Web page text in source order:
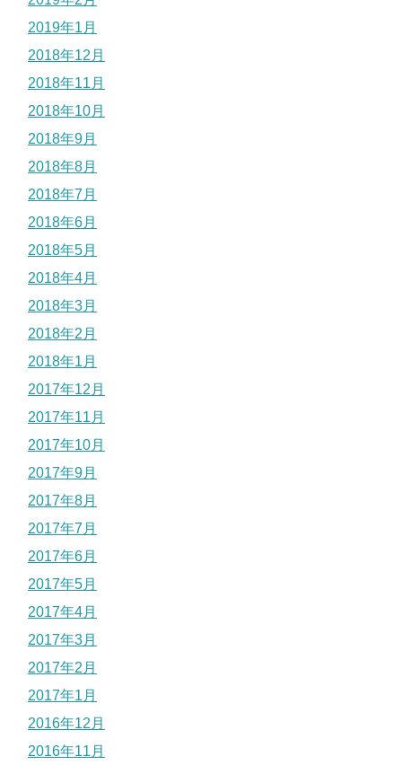
2019年1月
2018年12月
2018年11月
2018年10月
2018年9月
2018年8月
2018年7月
2018年6月
2018年5月
2018年4月
2018年3月
2018年2月
2018年1月
2017年12月
2017年11月
2017年10月
2017年9月
2017年8月
2017年7月
2017年6月
2017年5月
2017年4月
2017年3月
2017年2月
2017年1月
2016年12月
2016年11月